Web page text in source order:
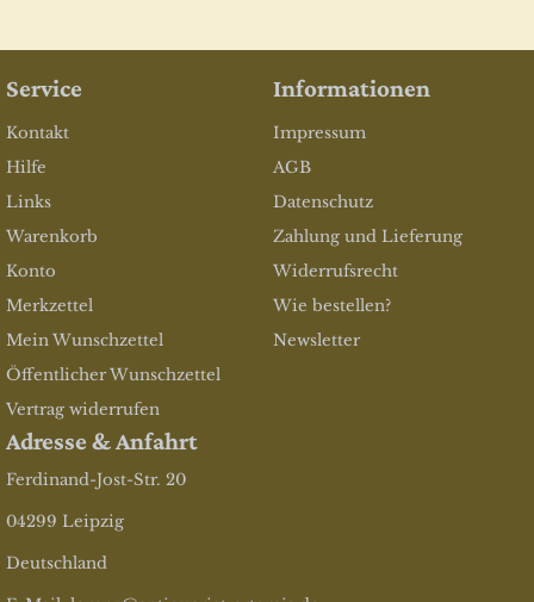
Service
Kontakt
Hilfe
Links
Warenkorb
Konto
Merkzettel
Mein Wunschzettel
Öffentlicher Wunschzettel
Vertrag widerrufen
Informationen
Impressum
AGB
Datenschutz
Zahlung und Lieferung
Widerrufsrecht
Wie bestellen?
Newsletter
Adresse & Anfahrt
Ferdinand-Jost-Str. 20
04299 Leipzig
Deutschland